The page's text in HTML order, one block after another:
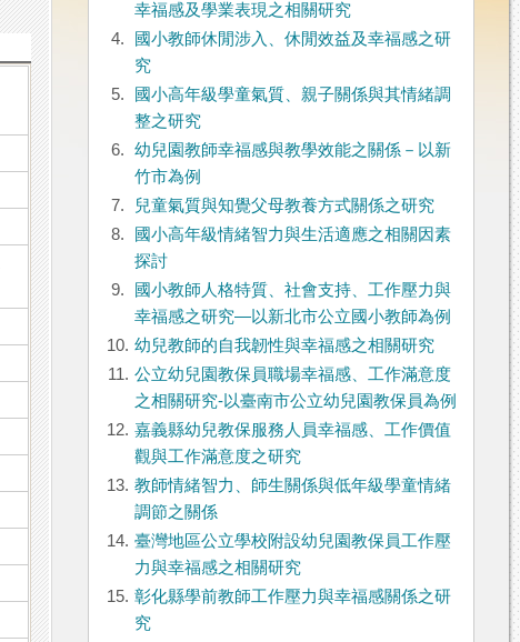
幸福感及學業表現之相關研究
4.
國小教師休閒涉入、休閒效益及幸福感之研
究
5.
國小高年級學童氣質、親子關係與其情緒調
整之研究
6.
幼兒園教師幸福感與教學效能之關係－以新
竹市為例
7.
兒童氣質與知覺父母教養方式關係之研究
8.
國小高年級情緒智力與生活適應之相關因素
探討
9.
國小教師人格特質、社會支持、工作壓力與
幸福感之研究—以新北市公立國小教師為例
10. 幼兒教師的自我韌性與幸福感之相關研究
11. 公立幼兒園教保員職場幸福感、工作滿意度
之相關研究-以臺南市公立幼兒園教保員為例
12. 嘉義縣幼兒教保服務人員幸福感、工作價值
觀與工作滿意度之研究
13. 教師情緒智力、師生關係與低年級學童情緒
調節之關係
14. 臺灣地區公立學校附設幼兒園教保員工作壓
力與幸福感之相關研究
15. 彰化縣學前教師工作壓力與幸福感關係之研
究